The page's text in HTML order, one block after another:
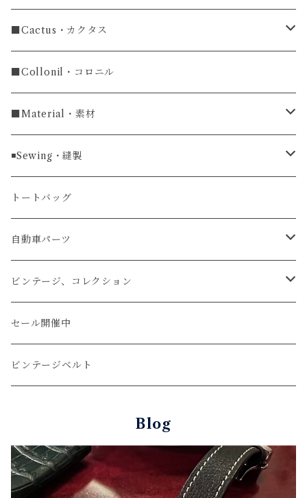
ラグ幅19mm
ラグ幅20mm
ラグ幅22mm
ラグ幅24mm
長財布
ラウンドファスナー長財布
名刺入れ
小銭入れ
キーケース
時計ベルト
マネークリップ
腕時計
ラウンドファスナー
カードケース
マウスパッド
コインケース
キーホルダー
キーケース
■Cactus・カクタス
コインケース
キーホルダー
ライターケース
レザーウォッチ
文字盤Mサイズ（φ33mm）
文字盤Sサイズ（φ26mm）
レザーウォレット
ロング
ショート
タバコケース
カードケース
ウォレットロープ
■Collonil・コロニル
■Material・素材
クロコダイル
パイソン
リザード
エレファント
ガルーシャ（エイ）
アリゲーター
コードバン
牛革
◾️Sewing・縫製
ハンドステッチ（手縫い）仕立て
ミシンステッチ仕立て
トートバッグ
自動車パーツ
ステアリング
シフトノブ
ビンテージ、コレクション
ウッドキーホルダー
ZIPPO/ジッポー・ライター
セール開催中
ビンテージベルト
Blog